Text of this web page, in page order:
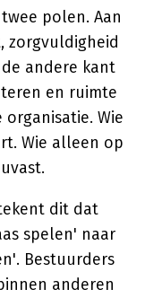
polen. Aan
zorgvuldigheid
andere kant
en ruimte
Wie
Wie alleen op
dit dat
spelen' naar
Bestuurders
anderen